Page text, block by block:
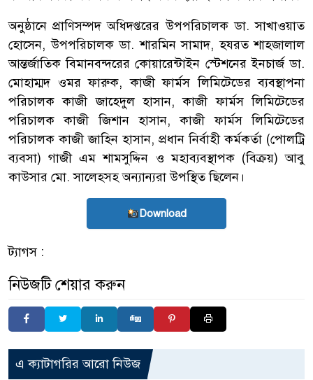
অনুষ্ঠানে প্রাণিসম্পদ অধিদপ্তরের উপপরিচালক ডা. সাখাওয়াত
হোসেন, উপপরিচালক ডা. শারমিন সামাদ, হযরত শাহজালাল
আন্তর্জাতিক বিমানবন্দরের কোয়ারেন্টাইন স্টেশনের ইনচার্জ ডা.
মোহাম্মদ ওমর ফারুক, কাজী ফার্মস লিমিটেডের ব্যবস্থাপনা
পরিচালক কাজী জাহেদুল হাসান, কাজী ফার্মস লিমিটেডের
পরিচালক কাজী জিশান হাসান, কাজী ফার্মস লিমিটেডের
পরিচালক কাজী জাহিন হাসান, প্রধান নির্বাহী কর্মকর্তা (পোলট্রি
ব্যবসা) গাজী এম শামসুদ্দিন ও মহাব্যবস্থাপক (বিক্রয়) আবু
কাউসার মো. সালেহসহ অন্যান্যরা উপস্থিত ছিলেন।
Download
ট্যাগস :
নিউজটি শেয়ার করুন
এ ক্যাটাগরির আরো নিউজ